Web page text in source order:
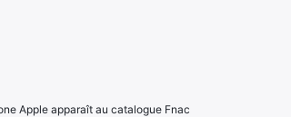
Apple apparaît au catalogue Fnac